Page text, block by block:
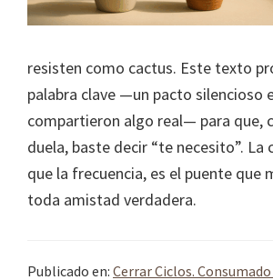
resisten como cactus. Este texto
palabra clave —un pacto silencioso
compartieron algo real— para que,
duela, baste decir “te necesito”. La
que la frecuencia, es el puente que
toda amistad verdadera.
Publicado en: Cerrar Ciclos. Consumado